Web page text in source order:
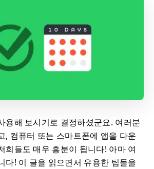
용해 보시기로 결정하셨군요. 여러분
, 컴퓨터 또는 스마트폰에 앱을 다운
희들도 매우 흥분이 됩니다! 아마 여
다! 이 글을 읽으면서 유용한 팁들을